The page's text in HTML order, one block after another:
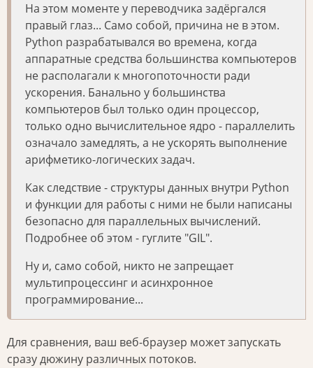
На этом моменте у переводчика задёргался
правый глаз... Само собой, причина не в этом.
Python разрабатывался во времена, когда
аппаратные средства большинства компьютеров
не располагали к многопоточности ради
ускорения. Банально у большинства
компьютеров был только один процессор,
только одно вычислительное ядро - параллелить
означало замедлять, а не ускорять выполнение
арифметико-логических задач.
Как следствие - структуры данных внутри Python
и функции для работы с ними не были написаны
безопасно для параллельных вычислений.
Подробнее об этом - гуглите "GIL".
Ну и, само собой, никто не запрещает
мультипроцессинг и асинхронное
программирование...
Для сравнения, ваш веб-браузер может запускать
сразу дюжину различных потоков.